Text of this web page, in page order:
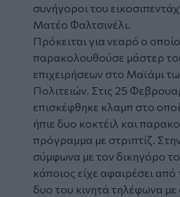
συνήγοροι του
Ματέο Φαλτσινέλι.
Πρόκειται για νεαρό ο
παρακολουθούσε μάστερ
επιχειρήσεων στο Μαϊάμι
Πολιτειών. Στις 25
επισκέφθηκε κλαμπ στο
ήπιε δυο κοκτέιλ και
πρόγραμμα με στριπτίζ.
σύμφωνα με τον δικηγόρο
κάποιος είχε αφαιρέσει
δυο του κινητά τηλέφωνα με